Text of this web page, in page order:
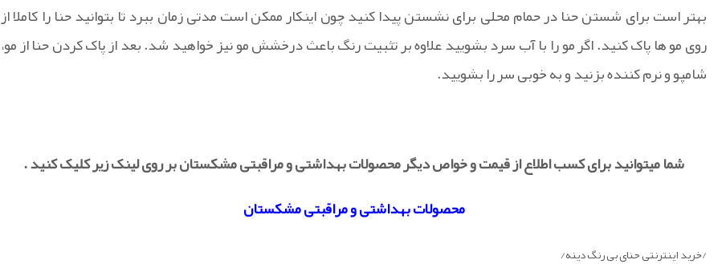
بهتر است برای شستن حنا در حمام محلی برای نشستن پیدا کنید چون اینکار ممکن است مدتی زمان ببرد تا بتوانید حنا را کاملا از
روی مو ها پاک کنید. اگر مو را با آب سرد بشویید علاوه بر تثبیت رنگ باعث درخشش مو نیز خواهید شد. بعد از پاک کردن حنا از مو،
شامپو و نرم کننده بزنید و به خوبی سر را بشویید.
شما میتوانید برای کسب اطلاع از قیمت و خواص دیگر محصولات بهداشتی و مراقبتی مشکستان بر روی لینک زیر کلیک کنید .
محصولات بهداشتی و مراقبتی مشکستان
/خرید اینترنتی حنای بی رنگ دینه/